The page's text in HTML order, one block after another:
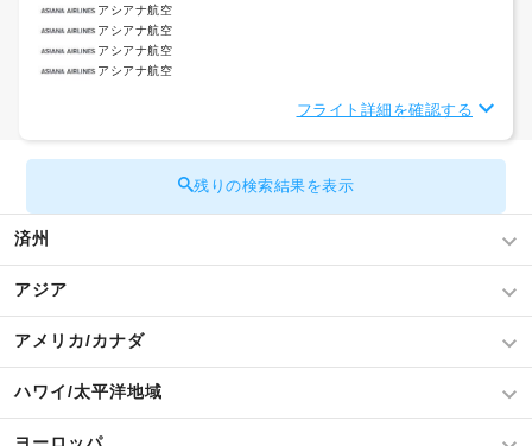
アシアナ航空
アシアナ航空
アシアナ航空
アシアナ航空
フライト詳細を確認する
残りの検索結果を表示
済州
アジア
アメリカ/カナダ
ハワイ/太平洋地域